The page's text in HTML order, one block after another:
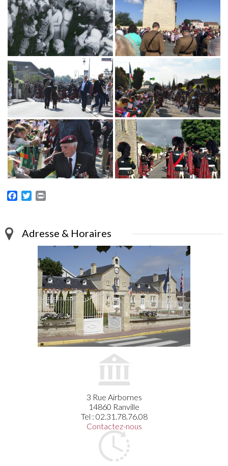
Facebook
Twitter
Adresse & Horaires
3 Rue Airbornes
14860 Ranville
Tel : 02.31.78.76.08
Contactez-nous